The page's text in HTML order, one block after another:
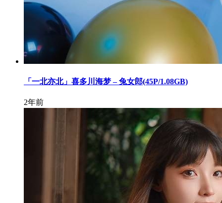
「一北亦北」喜多川海梦 – 兔女郎(45P/1.08GB)
2年前